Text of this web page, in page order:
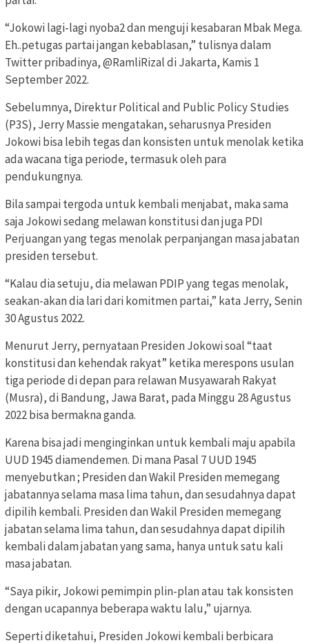
“Jokowi lagi-lagi nyoba2 dan menguji kesabaran Mbak Mega.
Eh..petugas partai jangan kebablasan,” tulisnya dalam
Twitter pribadinya, @RamliRizal di Jakarta, Kamis 1
September 2022.
Sebelumnya, Direktur Political and Public Policy Studies
(P3S), Jerry Massie mengatakan, seharusnya Presiden
Jokowi bisa lebih tegas dan konsisten untuk menolak ketika
ada wacana tiga periode, termasuk oleh para
pendukungnya.
Bila sampai tergoda untuk kembali menjabat, maka sama
saja Jokowi sedang melawan konstitusi dan juga PDI
Perjuangan yang tegas menolak perpanjangan masa jabatan
presiden tersebut.
“Kalau dia setuju, dia melawan PDIP yang tegas menolak,
seakan-akan dia lari dari komitmen partai,” kata Jerry, Senin
30 Agustus 2022.
Menurut Jerry, pernyataan Presiden Jokowi soal “taat
konstitusi dan kehendak rakyat” ketika merespons usulan
tiga periode di depan para relawan Musyawarah Rakyat
(Musra), di Bandung, Jawa Barat, pada Minggu 28 Agustus
2022 bisa bermakna ganda.
Karena bisa jadi menginginkan untuk kembali maju apabila
UUD 1945 diamendemen. Di mana Pasal 7 UUD 1945
menyebutkan ; Presiden dan Wakil Presiden memegang
jabatannya selama masa lima tahun, dan sesudahnya dapat
dipilih kembali. Presiden dan Wakil Presiden memegang
jabatan selama lima tahun, dan sesudahnya dapat dipilih
kembali dalam jabatan yang sama, hanya untuk satu kali
masa jabatan.
“Saya pikir, Jokowi pemimpin plin-plan atau tak konsisten
dengan ucapannya beberapa waktu lalu,” ujarnya.
Seperti diketahui, Presiden Jokowi kembali berbicara